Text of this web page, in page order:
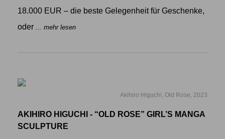
18.000 EUR – die beste Gelegenheit für Geschenke,
oder ... mehr lesen
Akihiro Higuchi, Old Rose, 2023
AKIHIRO HIGUCHI - “OLD ROSE” GIRL’S MANGA
SCULPTURE